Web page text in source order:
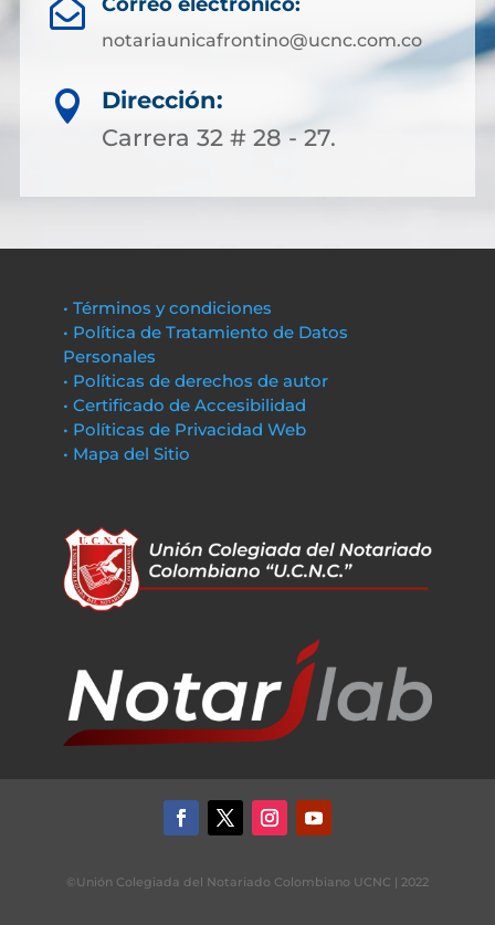

notariaunicafrontino@ucnc.com.co

Dirección:
Carrera 32 # 28 - 27.
• Términos y condiciones
• Política de Tratamiento de Datos
Personales
• Políticas de derechos de autor
• Certificado de Accesibilidad
• Políticas de Privacidad Web
• Mapa del Sitio
©Unión Colegiada del Notariado Colombiano UCNC | 2022